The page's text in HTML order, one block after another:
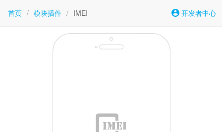
首页 / 模块插件 / IMEI 开发者中心